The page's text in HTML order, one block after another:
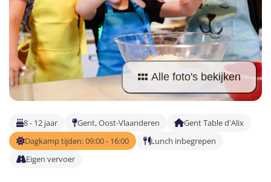
Malta
Nederland
Buitenland
Surfkampen Buitenland
Surfkampen 18+
Taalvakanties Duits
Taalvakanties Italiaans
Alle foto's bekijken
8 - 12 jaar Gent, Oost-Vlaanderen
Gent Table d'Alix
Dagkamp tijden: 09:00 - 16:00
Lunch inbegrepen
Eigen vervoer